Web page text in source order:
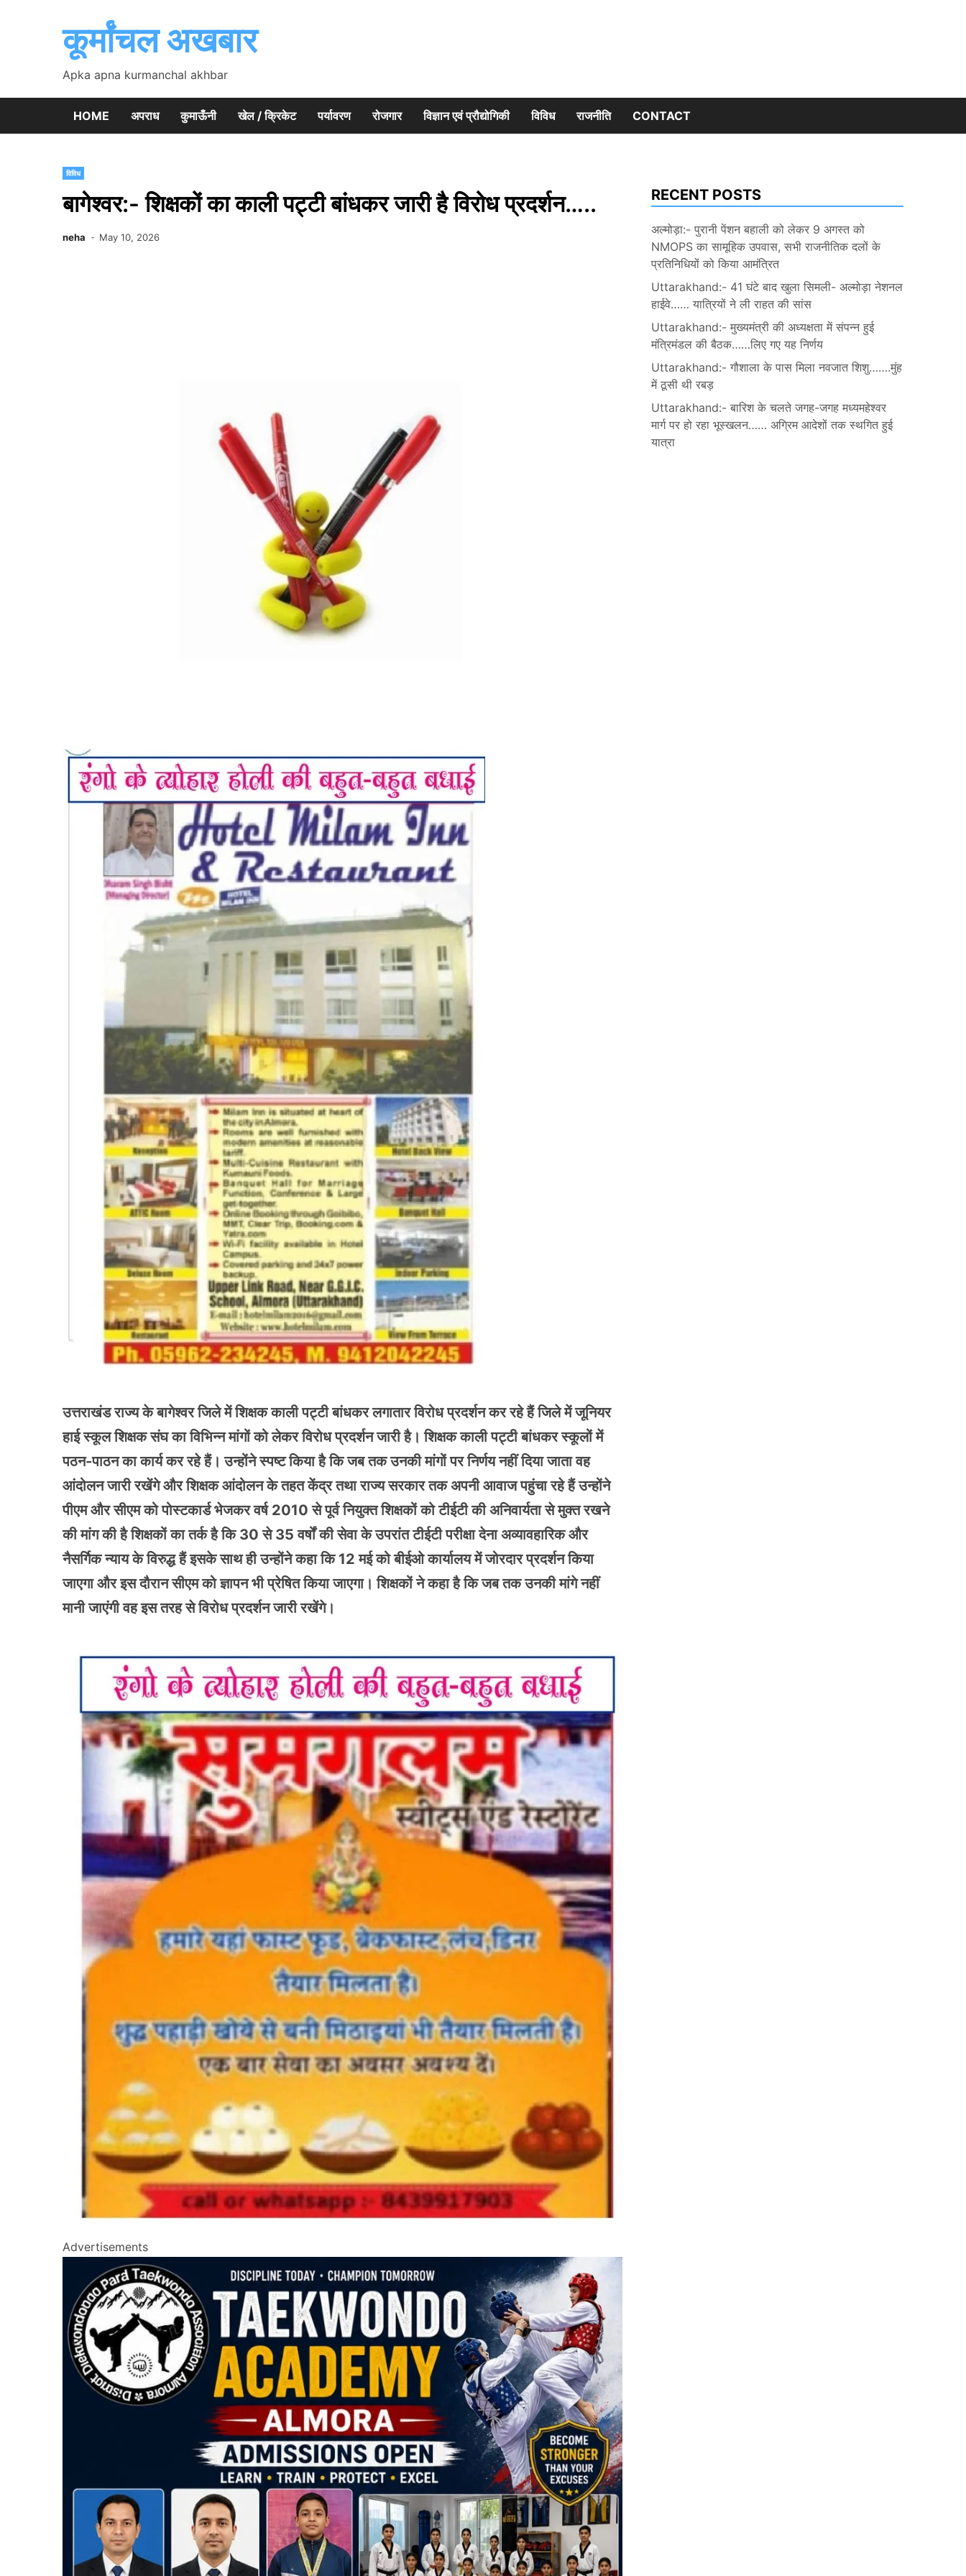
कूर्मांचल अखबार
Apka apna kurmanchal akhbar
HOME अपराध कुमाऊँनी खेल / क्रिकेट पर्यावरण रोजगार विज्ञान एवं प्रौद्योगिकी विविध राजनीति CONTACT
विविध
बागेश्वर:- शिक्षकों का काली पट्टी बांधकर जारी है विरोध प्रदर्शन…..
neha May 10, 2026
उत्तराखंड राज्य के बागेश्वर जिले में शिक्षक काली पट्टी बांधकर लगातार विरोध प्रदर्शन कर रहे हैं जिले में जूनियर
हाई स्कूल शिक्षक संघ का विभिन्न मांगों को लेकर विरोध प्रदर्शन जारी है। शिक्षक काली पट्टी बांधकर स्कूलों में
पठन-पाठन का कार्य कर रहे हैं। उन्होंने स्पष्ट किया है कि जब तक उनकी मांगों पर निर्णय नहीं दिया जाता वह
आंदोलन जारी रखेंगे और शिक्षक आंदोलन के तहत केंद्र तथा राज्य सरकार तक अपनी आवाज पहुंचा रहे हैं उन्होंने
पीएम और सीएम को पोस्टकार्ड भेजकर वर्ष 2010 से पूर्व नियुक्त शिक्षकों को टीईटी की अनिवार्यता से मुक्त रखने
की मांग की है शिक्षकों का तर्क है कि 30 से 35 वर्षों की सेवा के उपरांत टीईटी परीक्षा देना अव्यावहारिक और
नैसर्गिक न्याय के विरुद्ध हैं इसके साथ ही उन्होंने कहा कि 12 मई को बीईओ कार्यालय में जोरदार प्रदर्शन किया
जाएगा और इस दौरान सीएम को ज्ञापन भी प्रेषित किया जाएगा। शिक्षकों ने कहा है कि जब तक उनकी मांगे नहीं
मानी जाएंगी वह इस तरह से विरोध प्रदर्शन जारी रखेंगे।
Advertisements
RECENT POSTS
अल्मोड़ा:- पुरानी पेंशन बहाली को लेकर 9 अगस्त को
NMOPS का सामूहिक उपवास, सभी राजनीतिक दलों के
प्रतिनिधियों को किया आमंत्रित
Uttarakhand:- 41 घंटे बाद खुला सिमली- अल्मोड़ा नेशनल
हाईवे…… यात्रियों ने ली राहत की सांस
Uttarakhand:- मुख्यमंत्री की अध्यक्षता में संपन्न हुई
मंत्रिमंडल की बैठक……लिए गए यह निर्णय
Uttarakhand:- गौशाला के पास मिला नवजात शिशु…….मुंह
में ठूसी थी रबड़
Uttarakhand:- बारिश के चलते जगह-जगह मध्यमहेश्वर
मार्ग पर हो रहा भूस्खलन…… अग्रिम आदेशों तक स्थगित हुई
यात्रा